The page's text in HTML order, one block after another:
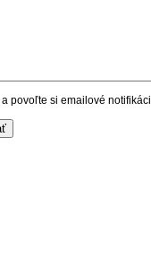
a povoľte si emailové